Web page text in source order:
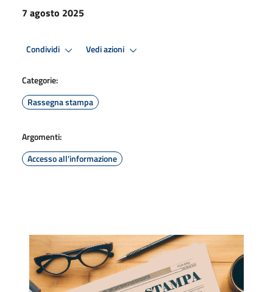
7 agosto 2025
Condividi Vedi azioni
Categorie:
Rassegna stampa
Argomenti:
Accesso all'informazione